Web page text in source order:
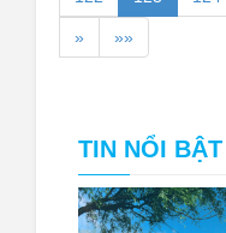
» »»
TIN NỔI BẬT